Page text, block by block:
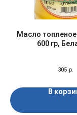
Масло
600 гр,
305 р.
В